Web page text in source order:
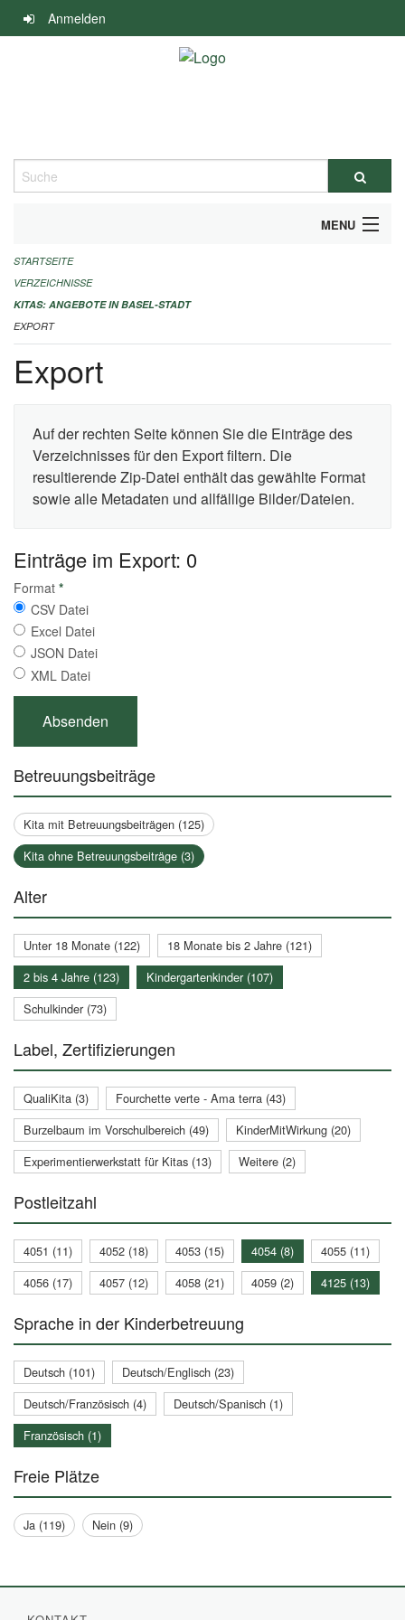
Navigation
überspringen
Anmelden
Suche
MENU
ALLGEMEINE INFORMATIONEN
IMPRESSUM
STARTSEITE
VERZEICHNISSE
KITAS: ANGEBOTE IN BASEL-STADT
EXPORT
Export
Auf der rechten Seite können Sie die Einträge des
Verzeichnisses für den Export filtern. Die
resultierende Zip-Datei enthält das gewählte Format
sowie alle Metadaten und allfällige Bilder/Dateien.
Einträge im Export: 0
Format *
CSV Datei
Excel Datei
JSON Datei
XML Datei
Betreuungsbeiträge
Kita mit Betreuungsbeiträgen (125)
Kita ohne Betreuungsbeiträge (3)
Alter
Unter 18 Monate (122)
18 Monate bis 2 Jahre (121)
2 bis 4 Jahre (123)
Kindergartenkinder (107)
Schulkinder (73)
Label, Zertifizierungen
QualiKita (3)
Fourchette verte - Ama terra (43)
Burzelbaum im Vorschulbereich (49)
KinderMitWirkung (20)
Experimentierwerkstatt für Kitas (13)
Weitere (2)
Postleitzahl
4051 (11) 4052 (18) 4053 (15) 4054 (8)
4055 (11)
4056 (17)
4057 (12) 4058 (21) 4059 (2) 4125 (13)
Sprache in der Kinderbetreuung
Deutsch (101)
Deutsch/Englisch (23)
Deutsch/Französisch (4)
Deutsch/Spanisch (1)
Französisch (1)
Freie Plätze
Ja (119) Nein (9)